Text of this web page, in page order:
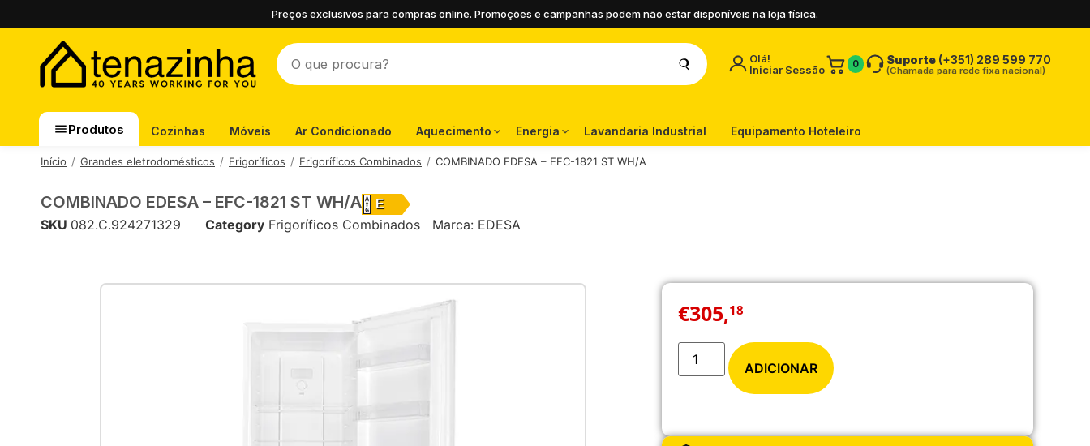
Preços exclusivos para compras online. Promoções e campanhas podem não estar disponíveis na loja física.
Olá!
Iniciar Sessão
0 Suporte (+351) 289 599 770
(Chamada para rede fixa nacional)
Produtos Cozinhas Móveis Ar Condicionado Aquecimento Energia Lavandaria Industrial Equipamento Hoteleiro
Início Grandes eletrodomésticos Frigoríficos Frigoríficos Combinados COMBINADO EDESA – EFC-1821 ST WH/A
COMBINADO EDESA – EFC-1821 ST WH/A E
SKU 082.C.924271329 Category Frigoríficos Combinados Marca: EDESA
€305,18
ADICIONAR